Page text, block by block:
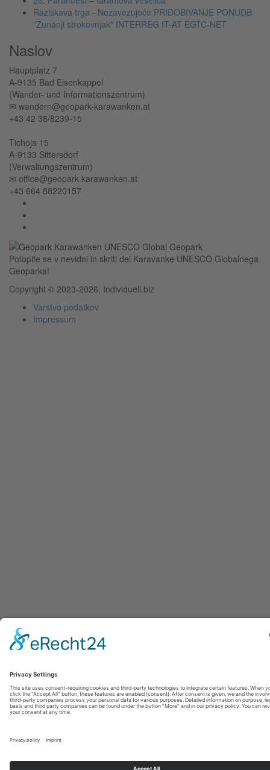
Raziskava trga - Nezavezujoče PRIDOBIVANJE PONUDB
"Zunanji strokovnjak" INTERREG IT-AT EGTC-NET
Naslov
Hauptplatz 7
A-9135 Bad Eisenkappel
(Wander- und Informationszentrum)
✉︎ wandern@geopark-karawanken.at
+43 42 38/8239-15
Tichoja 15
A-9133 Sittersdorf
(Verwaltungszentrum)
✉︎ office@geopark-karawanken.at
+43 664 88220157
Potopite se v nevidni in skriti del Karavanke UNESCO Globalnega
Geoparka!
Copyright © 2023-2026, Individuell.biz
Varstvo podatkov
Impressum